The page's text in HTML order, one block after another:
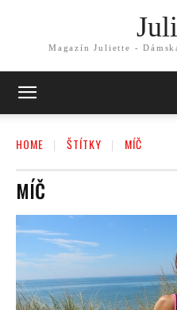
Magazín Juliette -
HOME ŠTÍTKY MÍČ
MÍČ